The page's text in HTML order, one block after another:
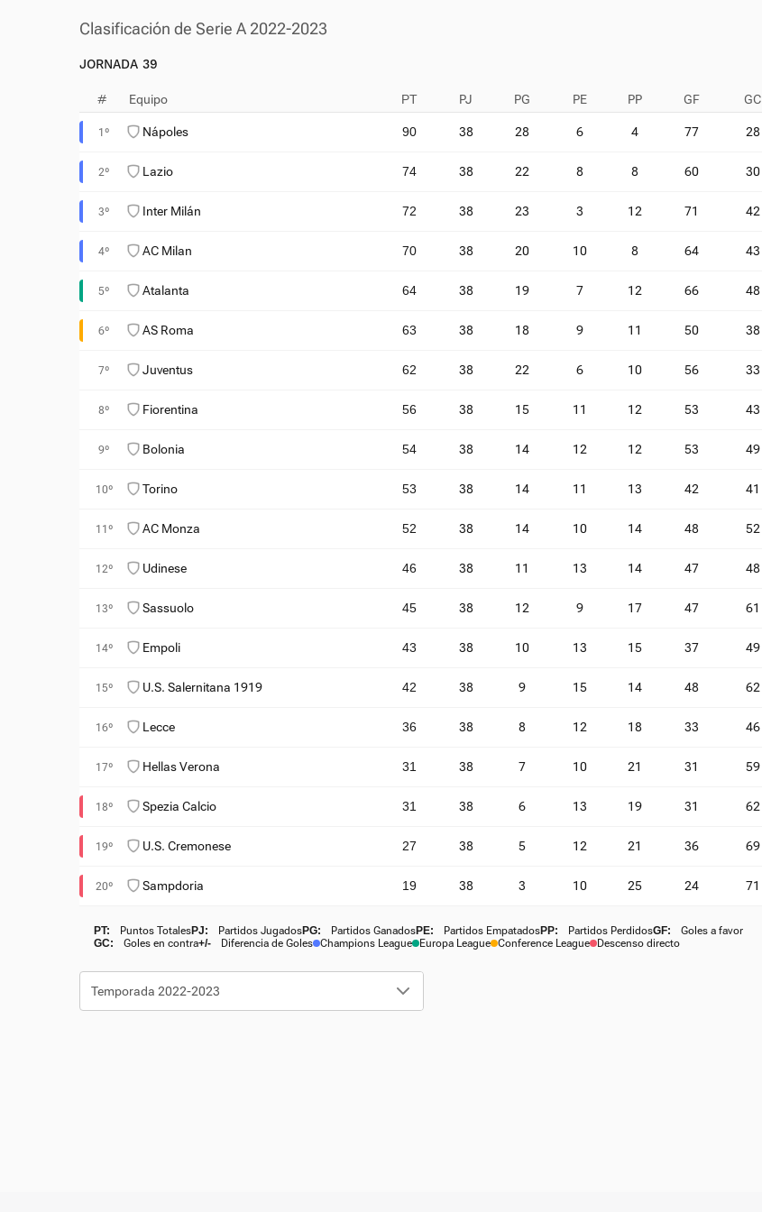
Clasificación de Serie A 2022-2023
JORNADA 39
# Equipo PT PJ PG PE PP GF GC
1º Nápoles 90 38 28 6 4 77 28
2º Lazio 74 38 22 8 8 60 30
3º Inter Milán 72 38 23 3 12 71 42
4º AC Milan 70 38 20 10 8 64 43
5º Atalanta 64 38 19 7 12 66 48
6º AS Roma 63 38 18 9 11 50 38
7º Juventus 62 38 22 6 10 56 33
8º Fiorentina 56 38 15 11 12 53 43
9º Bolonia 54 38 14 12 12 53 49
10º Torino 53 38 14 11 13 42 41
11º AC Monza 52 38 14 10 14 48 52
12º Udinese 46 38 11 13 14 47 48
13º Sassuolo 45 38 12 9 17 47 61
14º Empoli 43 38 10 13 15 37 49
15º U.S. Salernitana 1919 42 38 9 15 14 48 62
16º Lecce 36 38 8 12 18 33 46
17º Hellas Verona 31 38 7 10 21 31 59
18º Spezia Calcio 31 38 6 13 19 31 62
19º U.S. Cremonese 27 38 5 12 21 36 69
20º Sampdoria 19 38 3 10 25 24 71
PT: Puntos TotalesPJ: Partidos JugadosPG: Partidos GanadosPE: Partidos EmpatadosPP: Partidos PerdidosGF:
Goles a favor
GC:
Goles en contra+/- Diferencia de Goles Champions League Europa League Conference League Descenso directo
Temporada 2022-2023